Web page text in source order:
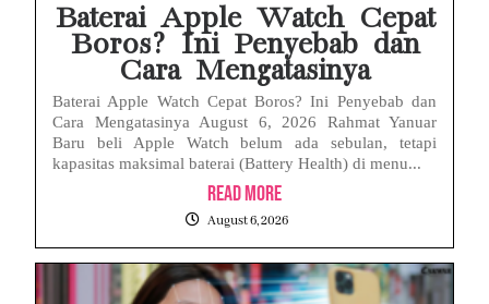
Baterai Apple Watch Cepat
Boros? Ini Penyebab dan
Cara Mengatasinya
Baterai Apple Watch Cepat Boros? Ini Penyebab dan
Cara Mengatasinya August 6, 2026 Rahmat Yanuar
Baru beli Apple Watch belum ada sebulan, tetapi
kapasitas maksimal baterai (Battery Health) di menu...
Read More
August 6, 2026